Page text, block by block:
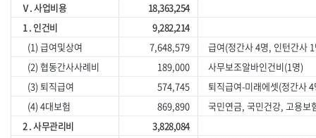
Ⅴ. 사업비용
18,363,254
1 . 인건비
9,282,214
(1) 급여및상여
7,648,579
급여(정간사 4명, 인턴간사
(2) 협동간사사례비
189,000
사무보조알바인건비(1명)
(3) 퇴직급여
574,745
퇴직급여-미래에셋(정간사
(4) 4대보험
869,890
국민연금, 국민건강, 고용보
2 . 사무관리비
3,828,084